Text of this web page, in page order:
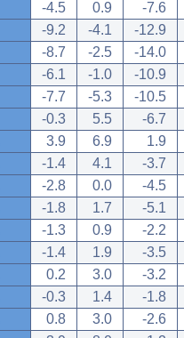
-4.5 0.9 -7.6
-9.2 -4.1 -12.9
-8.7 -2.5 -14.0
-6.1 -1.0 -10.9
-7.7 -5.3 -10.5
-0.3 5.5 -6.7
3.9 6.9 1.9
-1.4 4.1 -3.7
-2.8 0.0 -4.5
-1.8 1.7 -5.1
-1.3 0.9 -2.2
-1.4 1.9 -3.5
0.2 3.0 -3.2
-0.3 1.4 -1.8
0.8 3.0 -2.6